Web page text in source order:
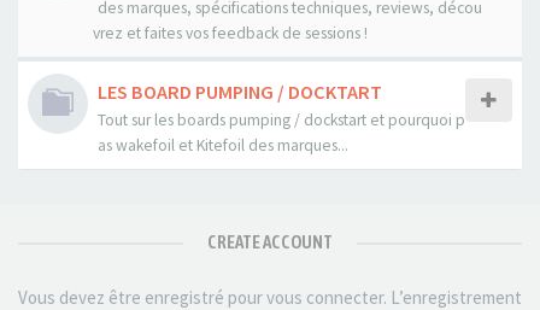
des marques, spécifications techniques, reviews, décou
vrez et faites vos feedback de sessions !
LES BOARD PUMPING / DOCKTART
Tout sur les boards pumping / dockstart et pourquoi p
as wakefoil et Kitefoil des marques...
CREATE ACCOUNT
Vous devez être enregistré pour vous connecter. L’enregistrement